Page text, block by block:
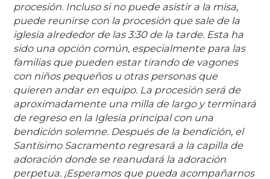
procesión. Incluso si no puede asistir a la misa,
puede reunirse con la procesión que sale de la
iglesia alrededor de las 3:30 de la tarde. Esta ha
sido una opción común, especialmente para las
familias que pueden estar tirando de vagones
con niños pequeños u otras personas que
quieren andar en equipo. La procesión será de
aproximadamente una milla de largo y terminará
de regreso en la Iglesia principal con una
bendición solemne. Después de la bendición, el
Santísimo Sacramento regresará a la capilla de
adoración donde se reanudará la adoración
perpetua. ¡Esperamos que pueda acompañarnos